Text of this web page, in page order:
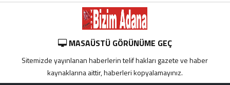
MASAÜSTÜ GÖRÜNÜME GEÇ
Sitemizde yayınlanan haberlerin telif hakları gazete ve haber
kaynaklarına aittir, haberleri kopyalamayınız.